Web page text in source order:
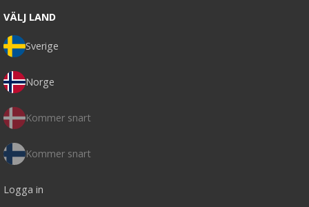
VÄLJ LAND
Sverige
Norge
Kommer snart
Kommer snart
Logga in